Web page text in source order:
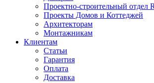
Проектно-строительный отдел
Проекты Домов и Коттеджей
Архитекторам
Монтажникам
Клиентам
Статьи
Гарантия
Оплата
Доставка